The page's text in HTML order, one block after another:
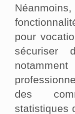
pour
sécuriser
des
statistiques